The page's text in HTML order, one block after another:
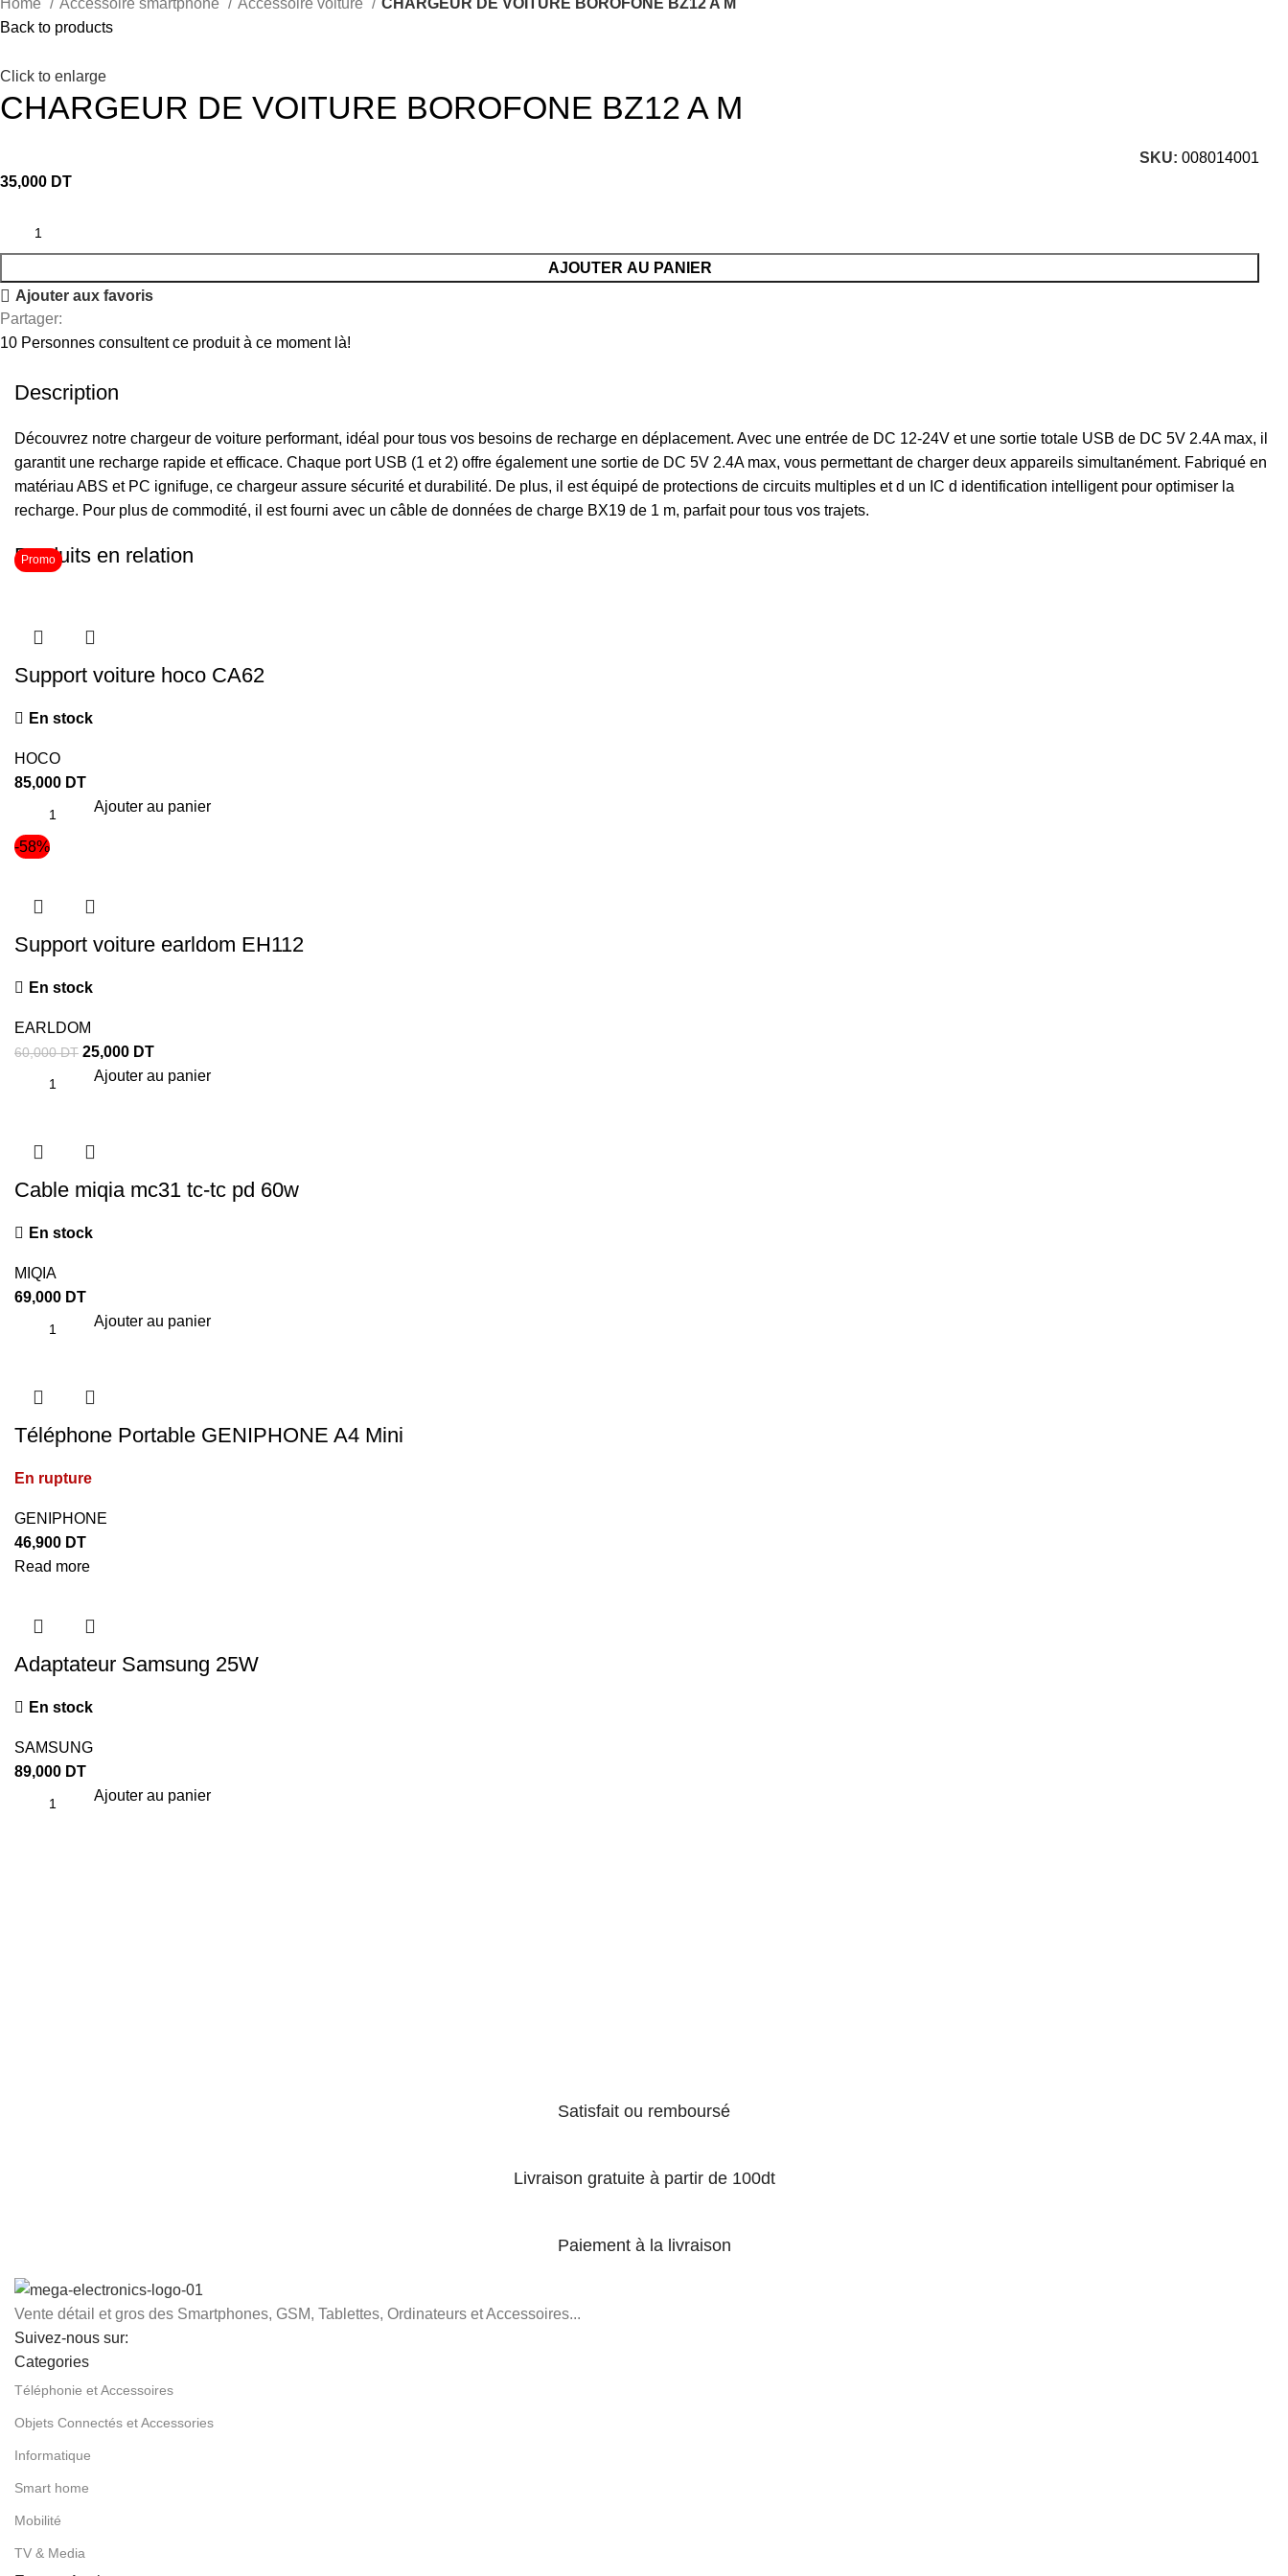
Home Accessoire smartphone Accessoire voiture
CHARGEUR DE VOITURE BOROFONE BZ12 A M
Back to products
Click to enlarge
CHARGEUR DE VOITURE BOROFONE BZ12 A M
SKU:008014001
35,000 DT
AJOUTER AU PANIER
Ajouter aux favoris
Partager:
10 Personnes consultent ce produit à ce moment là!
Description
Découvrez notre chargeur de voiture performant, idéal pour tous vos besoins de recharge en déplacement. Avec une entrée de DC 12-24V et une sortie totale USB de DC 5V 2.4A max, il
garantit une recharge rapide et efficace. Chaque port USB (1 et 2) offre également une sortie de DC 5V 2.4A max, vous permettant de charger deux appareils simultanément. Fabriqué en
matériau ABS et PC ignifuge, ce chargeur assure sécurité et durabilité. De plus, il est équipé de protections de circuits multiples et d un IC d identification intelligent pour optimiser la
recharge. Pour plus de commodité, il est fourni avec un câble de données de charge BX19 de 1 m, parfait pour tous vos trajets.
Produits en relation
Support voiture hoco CA62
En stock
HOCO
85,000 DT
Ajouter au panier
-58%
Promo
Support voiture earldom EH112
En stock
EARLDOM
60,000DT 25,000 DT
Ajouter au panier
Cable miqia mc31 tc-tc pd 60w
En stock
MIQIA
69,000 DT
Ajouter au panier
Téléphone Portable GENIPHONE A4 Mini
En rupture
GENIPHONE
46,900 DT
Read more
Adaptateur Samsung 25W
En stock
SAMSUNG
89,000 DT
Ajouter au panier
Satisfait ou remboursé
Livraison gratuite à partir de 100dt
Paiement à la livraison
Vente détail et gros des Smartphones, GSM, Tablettes, Ordinateurs et Accessoires...
Suivez-nous sur:
Categories
Téléphonie et Accessoires
Objets Connectés et Accessories
Informatique
Smart home
Mobilité
TV & Media